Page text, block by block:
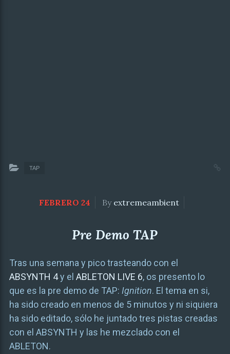
TAP
FEBRERO 24 By extremeambient
Pre Demo TAP
Tras una semana y pico trasteando con el
ABSYNTH 4y el ABLETON LIVE 6, os presento lo
que es la pre demo de TAP: Ignition. El tema en si,
ha sido creado en menos de 5 minutos y ni siquiera
ha sido editado, sólo he juntado tres pistas creadas
con el ABSYNTH y las he mezclado con el
ABLETON.